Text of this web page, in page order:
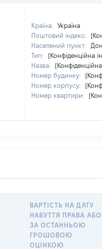
Країна:
Україна
Поштовий індекс:
Населений пункт:
Тип:
[Конфіденційна
Назва:
Номер будинку:
Номер корпусу:
Номер квартири:
ВАРТІСТЬ НА ДАТУ
НАБУТТЯ ПРАВА АБО
ЗА ОСТАННЬОЮ
ГРОШОВОЮ
ОЦІНКОЮ